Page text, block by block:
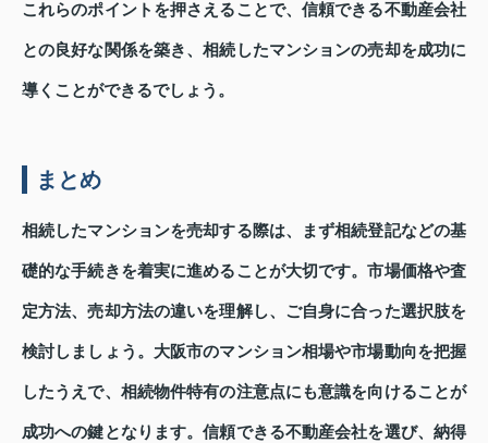
これらのポイントを押さえることで、信頼できる不動産会社
との良好な関係を築き、相続したマンションの売却を成功に
導くことができるでしょう。
まとめ
相続したマンションを売却する際は、まず相続登記などの基
礎的な手続きを着実に進めることが大切です。市場価格や査
定方法、売却方法の違いを理解し、ご自身に合った選択肢を
検討しましょう。大阪市のマンション相場や市場動向を把握
したうえで、相続物件特有の注意点にも意識を向けることが
成功への鍵となります。信頼できる不動産会社を選び、納得